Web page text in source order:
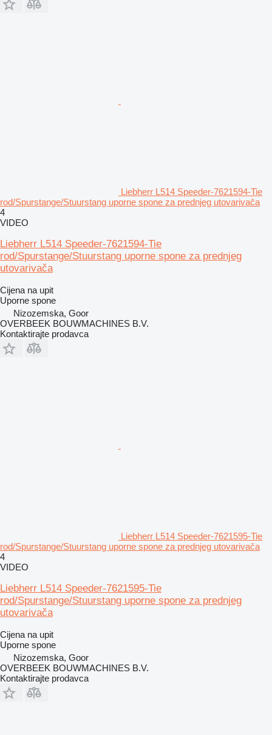
Liebherr L514 Speeder-7621594-Tie
rod/Spurstange/Stuurstang uporne spone za prednjeg utovarivača
4
VIDEO
Liebherr L514 Speeder-7621594-Tie
rod/Spurstange/Stuurstang uporne spone za prednjeg
utovarivača
Cijena na upit
Uporne spone
Nizozemska, Goor
OVERBEEK BOUWMACHINES B.V.
Kontaktirajte prodavca
Liebherr L514 Speeder-7621595-Tie
rod/Spurstange/Stuurstang uporne spone za prednjeg utovarivača
4
VIDEO
Liebherr L514 Speeder-7621595-Tie
rod/Spurstange/Stuurstang uporne spone za prednjeg
utovarivača
Cijena na upit
Uporne spone
Nizozemska, Goor
OVERBEEK BOUWMACHINES B.V.
Kontaktirajte prodavca